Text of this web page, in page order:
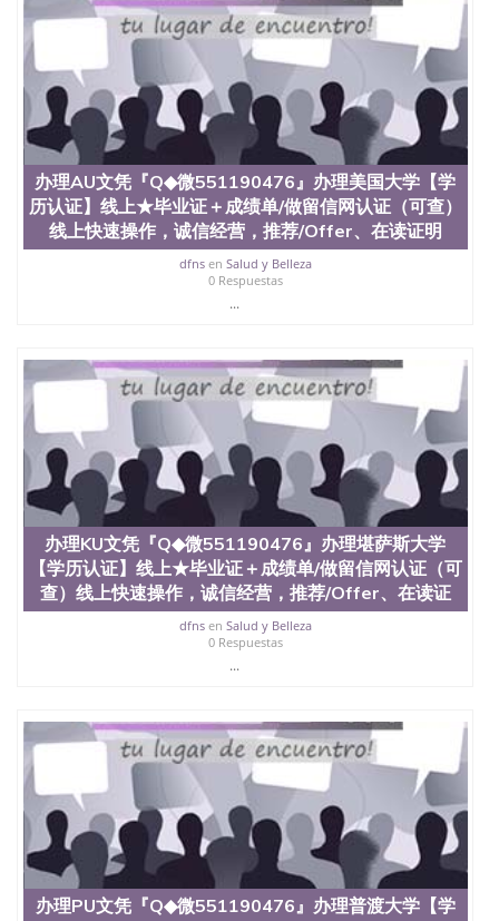
心，占地154公顷。它是一所位于加利福尼亚州的著
名综合性公立大学，它以极高的就业率，全美名列前
茅的毕业薪资，浓厚的多元化学术氛围，杰出的本科
教育质量，被《福克斯》杂志评选为全美50强公立综
合性大学，每年有来自世界各地的成百上千的海外学
生前往求学。 至今，这是一所在世界上享有学术地
位、声誉、实习机会和影响力的高等教育机构，并获
誉为美国本科教育质量的核心代表。其计算机系与会
计系更是在当今美国大学教学排名中表现优异。其毕
业生大多可以在其所处地域的世界硅谷中心得到工作
机会。许多硅谷公司甚至在学生大三和大四的学期提
供许多相应科系的实习机会。无论是加州大学系统
(UC)，还是加州州立大学系统(CSU), 圣何塞州立大学
都占据着加州所有大学中的地理位置。 圣何塞州立大
学座落于硅谷(Silicon Valley), 于附近的旧金山-圣何塞
国的学生来此就读。其有名的科系如计算机科学，电
子工程学，工商管理学，艺术设计，和航空学等，深
受性肯定及好评；而各种大学部和研究所的商学课程
也吸引了众多不同国家的专业人士前来研究与学习。
二、办理流程： 1、收集客户办理信息； 2、客户付
定金下单； 3、公司确认到账转制作点做电子图；
4、电子图做好发给客户确认； 5、电子图确认好转成
品部做成品； 6、成品做好拍照或者视频确认再付余
款； 7、快递给客户（国内顺丰，国外DHL）。 三、
真实网上可查的证明材料 1、教育部学历学位认证，
留服真实存档可查，存档。 2、留学回国人员证明
（使馆认证），使馆网站真实存档可查。 3、留信网
真实可查认证办理，存档可查，终身受用。 四、办理
流程农业科学院、艺术与建筑学院、商学院、交流学
院、地球及物质科学院、教育学院、工程学院、健康
前十名，工学院排名在前十五名，且继续攀升中。纽
约大学为学生们提供本科、硕士及博士学位。学校的
专业课程包括：会计学、MBA、财务、教育、建筑工
程、经济、医学、护理、文学、音乐、生物学、统计
学、美术、电子工程、天文学、农业、环境污染控
制、历史、电气工程、生物工程、建筑设计、工商管
理、材料科学、机械工程、航天工程、土木工程、数
学、化学、英语、社会科学、心理学、戏剧、市场营
销、机械工程、计算机科学、物理学、人工智能、商
办理AU文凭『Q◆微551190476』办理美国大学【学
历认证】线上★毕业证＋成绩单/做留信网认证（可查）
线上快速操作，诚信经营，推荐/Offer、在读证明
dfnsen Salud y Belleza
0 Respuestas
...
办理KU文凭『Q◆微551190476』办理堪萨斯大学
【学历认证】线上★毕业证＋成绩单/做留信网认证（可
查）线上快速操作，诚信经营，推荐/Offer、在读证
dfnsen Salud y Belleza
0 Respuestas
...
办理PU文凭『Q◆微551190476』办理普渡大学【学